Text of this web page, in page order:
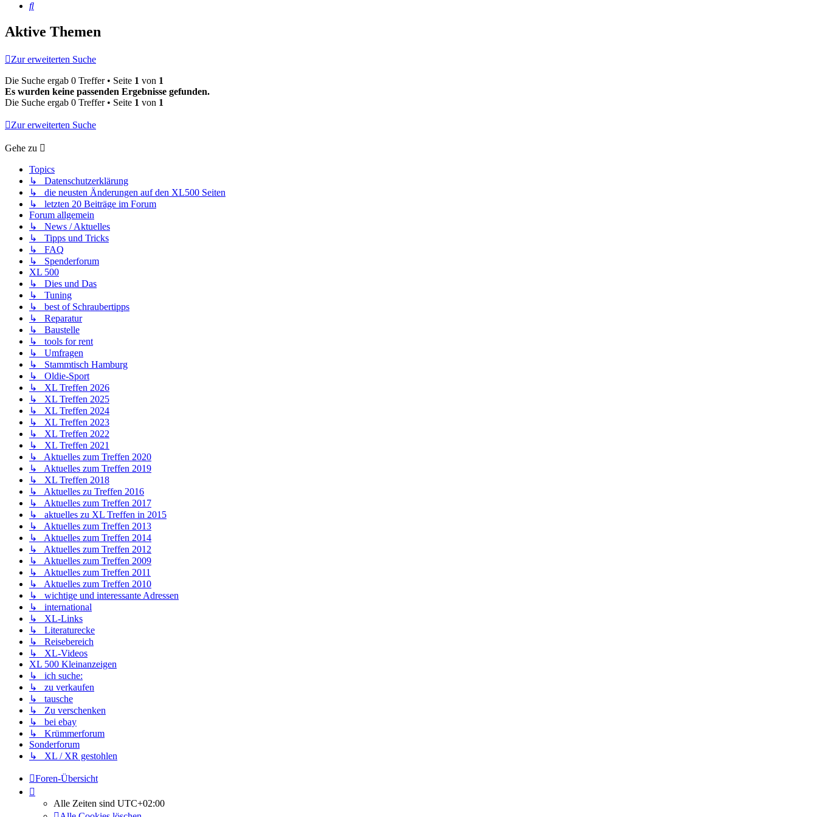
Suche
Aktive Themen
Zur erweiterten Suche
Die Suche ergab 0 Treffer • Seite 1 von 1
Es wurden keine passenden Ergebnisse gefunden.
Die Suche ergab 0 Treffer • Seite 1 von 1
Zur erweiterten Suche
Gehe zu
Topics
↳ Datenschutzerklärung
↳ die neusten Änderungen auf den XL500 Seiten
↳ letzten 20 Beiträge im Forum
Forum allgemein
↳ News / Aktuelles
↳ Tipps und Tricks
↳ FAQ
↳ Spenderforum
XL 500
↳ Dies und Das
↳ Tuning
↳ best of Schraubertipps
↳ Reparatur
↳ Baustelle
↳ tools for rent
↳ Umfragen
↳ Stammtisch Hamburg
↳ Oldie-Sport
↳ XL Treffen 2026
↳ XL Treffen 2025
↳ XL Treffen 2024
↳ XL Treffen 2023
↳ XL Treffen 2022
↳ XL Treffen 2021
↳ Aktuelles zum Treffen 2020
↳ Aktuelles zum Treffen 2019
↳ XL Treffen 2018
↳ Aktuelles zu Treffen 2016
↳ Aktuelles zum Treffen 2017
↳ aktuelles zu XL Treffen in 2015
↳ Aktuelles zum Treffen 2013
↳ Aktuelles zum Treffen 2014
↳ Aktuelles zum Treffen 2012
↳ Aktuelles zum Treffen 2009
↳ Aktuelles zum Treffen 2011
↳ Aktuelles zum Treffen 2010
↳ wichtige und interessante Adressen
↳ international
↳ XL-Links
↳ Literaturecke
↳ Reisebereich
↳ XL-Videos
XL 500 Kleinanzeigen
↳ ich suche:
↳ zu verkaufen
↳ tausche
↳ Zu verschenken
↳ bei ebay
↳ Krümmerforum
Sonderforum
↳ XL / XR gestohlen
Foren-Übersicht
Alle Zeiten sind UTC+02:00